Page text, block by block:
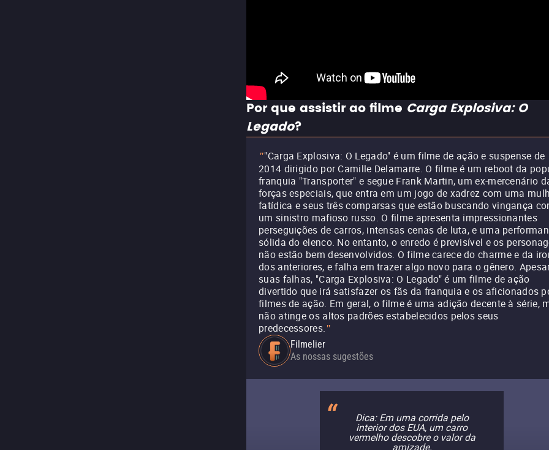
Por que assistir ao filme Carga Explosiva: O
Legado?
""Carga Explosiva: O Legado" é um filme de ação e suspense de
2014 dirigido por Camille Delamarre. O filme é um reboot da
franquia "Transporter" e segue Frank Martin, um ex-mercenário
forças especiais, que entra em um jogo de xadrez com uma
fatídica e seus três comparsas que estão buscando vingança
um sinistro mafioso russo. O filme apresenta impressionantes
perseguições de carros, intensas cenas de luta, e uma
sólida do elenco. No entanto, o enredo é previsível e os
não estão bem desenvolvidos. O filme carece do charme e da
dos anteriores, e falha em trazer algo novo para o gênero.
suas falhas, "Carga Explosiva: O Legado" é um filme de ação
divertido que irá satisfazer os fãs da franquia e os aficionados
filmes de ação. Em geral, o filme é uma adição decente à série,
não atinge os altos padrões estabelecidos pelos seus
predecessores."
Filmelier
As nossas sugestões
Dica: Em uma corrida pelo
interior dos EUA, um carro
vermelho descobre o valor da
amizade.